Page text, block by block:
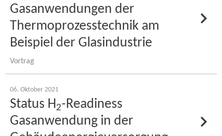
Gasanwendungen der
Thermoprozesstechnik am
Beispiel der Glasindustrie
Vortrag
06. Oktober 2021
Status H2-​Readiness
Gasanwendung in der